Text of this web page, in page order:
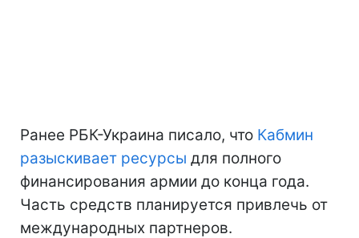
Ранее РБК-Украина писало, что Кабмин
разыскивает ресурсы для полного
финансирования армии до конца года.
Часть средств планируется привлечь от
международных партнеров.